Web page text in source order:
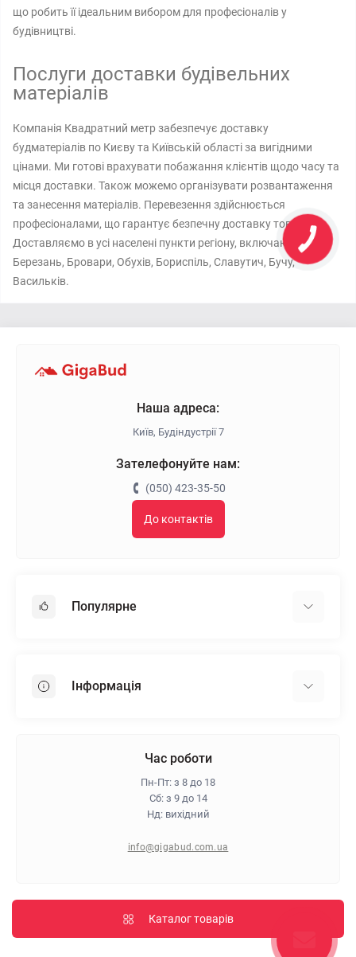
що робить її ідеальним вибором для професіоналів у
будівництві.
Послуги доставки будівельних
матеріалів
Компанія Квадратний метр забезпечує доставку
будматеріалів по Києву та Київській області за вигідними
цінами. Ми готові врахувати побажання клієнтів щодо часу та
місця доставки. Також можемо організувати розвантаження
та занесення матеріалів. Перевезення здійснюється
професіоналами, що гарантує безпечну доставку товару.
Доставляємо в усі населені пункти регіону, включаючи
Березань, Бровари, Обухів, Бориспіль, Славутич, Бучу,
Васильків.
Наша адреса:
Київ, Будіндустрії 7
Зателефонуйте нам:
(050) 423-35-50
До контактів
Популярне
Пінопласт
Інформація
Гарантія та повернення
Політика конфіденційності
Час роботи
Пн-Пт: з 8 до 18
Сб: з 9 до 14
Нд: вихідний
info@gigabud.com.ua
Каталог товарів